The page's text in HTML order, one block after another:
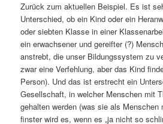
Zurück zum aktuellen Beispiel. Es ist
Unterschied, ob ein Kind oder ein
oder siebten Klasse in einer
ein erwachsener und gereifter (?)
anstrebt, die unser Bildungssystem zu
zwar eine Verfehlung, aber das Kind
Person). Und das ist erstrecht ein
Gesellschaft, in welcher Menschen mit
gehalten werden (was sie als
finster wird es, wenn es „ja nicht so